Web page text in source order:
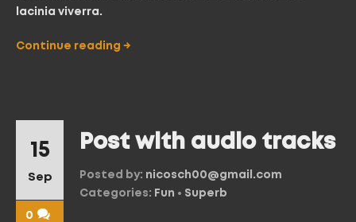
lacinia viverra.
Continue reading →
Post with audio tracks
Posted by: nicosch00@gmail.com
Categories: Fun • Superb
15
Sep
0